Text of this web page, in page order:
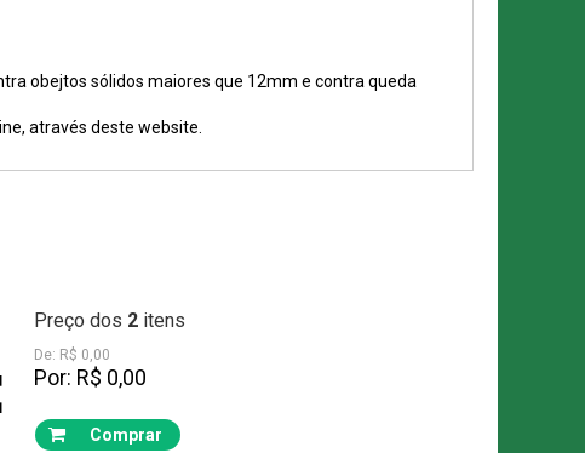
obejtos sólidos maiores que 12mm e contra queda
através deste website.
Preço dos 2 itens
De: R$ 0,00
Por: R$ 0,00
Comprar